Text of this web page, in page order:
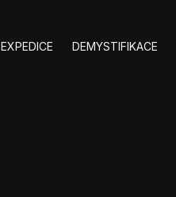
EXPEDICE DEMYSTIFIKACE